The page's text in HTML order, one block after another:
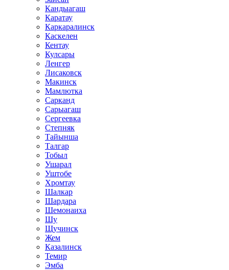
Кандыагаш
Каратау
Каркаралинск
Каскелен
Кентау
Кулсары
Ленгер
Лисаковск
Макинск
Мамлютка
Сарканд
Сарыагаш
Сергеевка
Степняк
Тайынша
Талгар
Тобыл
Ушарал
Уштобе
Хромтау
Шалкар
Шардара
Шемонаиха
Шу
Щучинск
Жем
Казалинск
Темир
Эмба